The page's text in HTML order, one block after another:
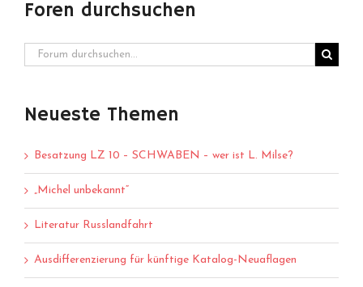
Foren durchsuchen
Neueste Themen
Besatzung LZ 10 – SCHWABEN – wer ist L. Milse?
„Michel unbekannt“
Literatur Russlandfahrt
Ausdifferenzierung für künftige Katalog-Neuaflagen